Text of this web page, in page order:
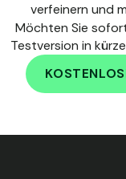
verfeinern und
Möchten Sie
Testversion in